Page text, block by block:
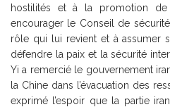
hostilités et à la promotion
encourager le Conseil de
rôle qui lui revient et à assumer
défendre la paix et la sécurité
Yi a remercié le gouvernement
la Chine dans l’évacuation des
exprimé l’espoir que la partie